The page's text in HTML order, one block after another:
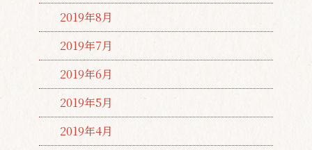
2019年8月
2019年7月
2019年6月
2019年5月
2019年4月